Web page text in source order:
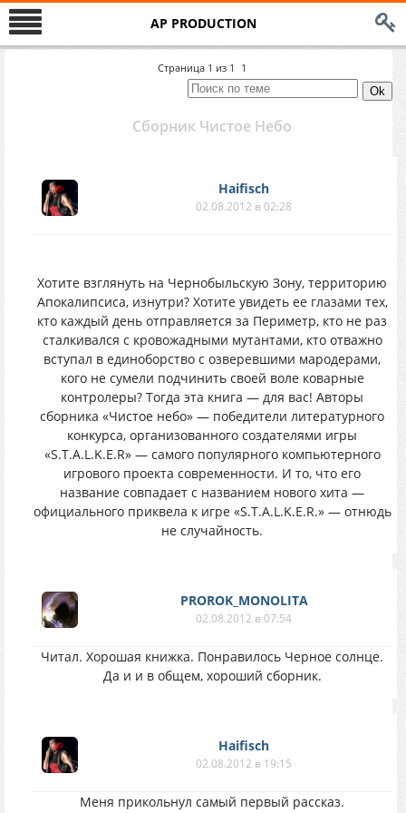
AP PRODUCTION
Страница 1 из 1 1
Сборник Чистое Небо
Haifisch
02.08.2012 в 02:28
Хотите взглянуть на Чернобыльскую Зону, территорию
Апокалипсиса, изнутри? Хотите увидеть ее глазами тех,
кто каждый день отправляется за Периметр, кто не раз
сталкивался с кровожадными мутантами, кто отважно
вступал в единоборство с озверевшими мародерами,
кого не сумели подчинить своей воле коварные
контролеры? Тогда эта книга — для вас! Авторы
сборника «Чистое небо» — победители литературного
конкурса, организованного создателями игры
«S.T.A.L.K.E.R» — самого популярного компьютерного
игрового проекта современности. И то, что его
название совпадает с названием нового хита —
официального приквела к игре «S.T.A.L.K.E.R.» — отнюдь
не случайность.
PROROK_MONOLITA
02.08.2012 в 07:54
Читал. Хорошая книжка. Понравилось Черное солнце.
Да и и в общем, хороший сборник.
Haifisch
02.08.2012 в 19:15
Меня прикольнул самый первый рассказ.